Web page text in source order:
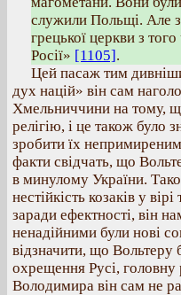
служили Польщі. Але
грецької церкви з
Росії» [1105].
Цей пасаж тим
дух націй» він сам
Хмельниччини на тому,
релігію, і це також
зробити їх
факти свідчать, що
в минулому України.
нестійкість козаків у
заради ефектності, він
ненадійними були нові
відзначити, що Вольтеру
охрещення Русі,
Володимира він сам не